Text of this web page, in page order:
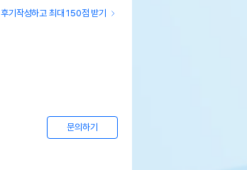
후기작성하고 최대 150점 받기
문의하기